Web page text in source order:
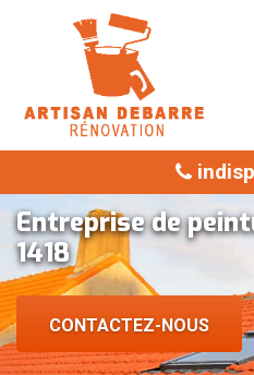
Entreprise de
1418
CONTACTEZ-NOUS